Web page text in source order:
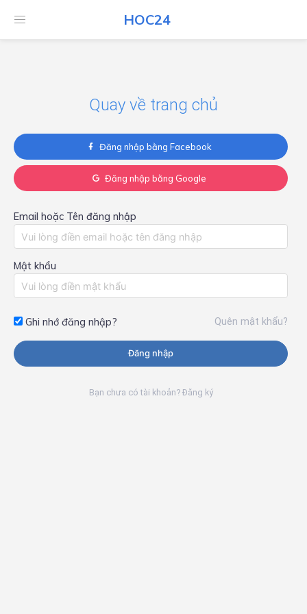
HOC24
HOC24
Quay về trang chủ
Đăng nhập bằng Facebook
Đăng nhập bằng Google
Email hoặc Tên đăng nhập
Mật khẩu
Ghi nhớ đăng nhập? Quên mật khẩu?
Đăng nhập
Bạn chưa có tài khoản? Đăng ký